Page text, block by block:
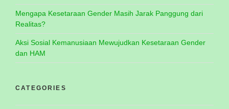
Mengapa Kesetaraan Gender Masih Jarak Panggung dari
Realitas?
Aksi Sosial Kemanusiaan Mewujudkan Kesetaraan Gender
dan HAM
CATEGORIES